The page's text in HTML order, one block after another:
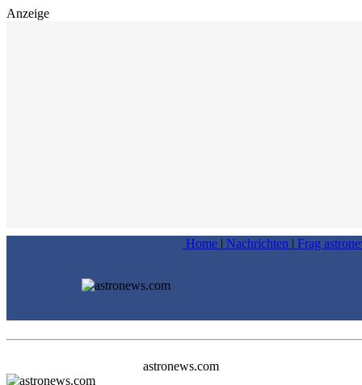
Anzeige
Home | Nachrichten | Frag
astronews.com